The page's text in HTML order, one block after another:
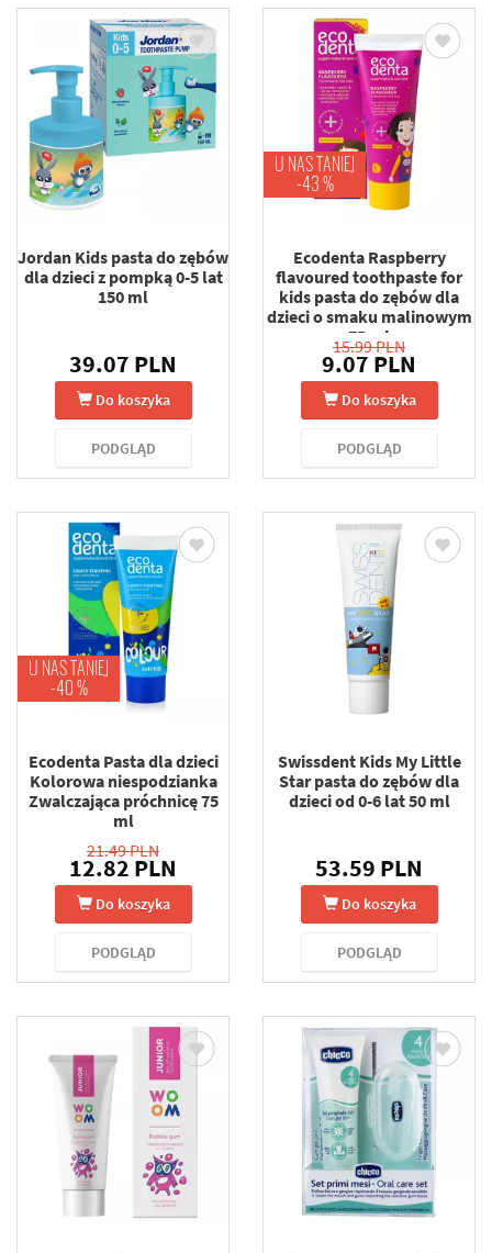
Jordan Kids pasta do zębów
dla dzieci z pompką 0-5 lat
150 ml
39.07 PLN
Do koszyka
PODGLĄD
U NAS TANIEJ
-43 %
Ecodenta Raspberry
flavoured toothpaste for
kids pasta do zębów dla
dzieci o smaku malinowym
75 ml
15.99 PLN
9.07 PLN
Do koszyka
PODGLĄD
U NAS TANIEJ
-40 %
Ecodenta Pasta dla dzieci
Kolorowa niespodzianka
Zwalczająca próchnicę 75
ml
21.49 PLN
12.82 PLN
Do koszyka
PODGLĄD
Swissdent Kids My Little
Star pasta do zębów dla
dzieci od 0-6 lat 50 ml
53.59 PLN
Do koszyka
PODGLĄD